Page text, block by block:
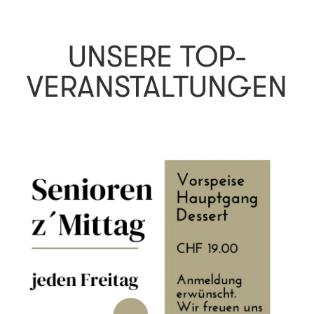
UNSERE TOP-
VERANSTALTUNGEN